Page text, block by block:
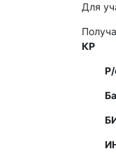
Для
КР
Р/
ИНН: